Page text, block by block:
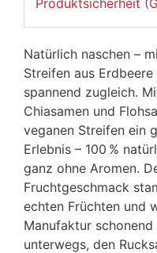
Natürlich naschen –
Streifen aus
spannend zugleich.
Chiasamen und
veganen Streifen ein
Erlebnis – 100 %
ganz ohne Aromen.
Fruchtgeschmack
echten Früchten und
Manufaktur
unterwegs, den